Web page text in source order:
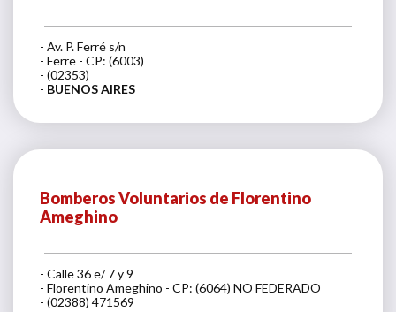
- Av. P. Ferré s/n
- Ferre - CP: (6003)
- (02353)
- BUENOS AIRES
Bomberos Voluntarios de Florentino
Ameghino
- Calle 36 e/ 7 y 9
- Florentino Ameghino - CP: (6064) NO FEDERADO
- (02388) 471569